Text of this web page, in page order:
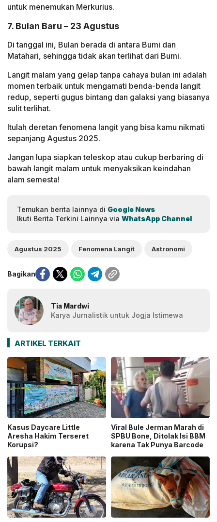
untuk menemukan Merkurius.
7. Bulan Baru – 23 Agustus
Di tanggal ini, Bulan berada di antara Bumi dan
Matahari, sehingga tidak akan terlihat dari Bumi.
Langit malam yang gelap tanpa cahaya bulan ini adalah
momen terbaik untuk mengamati benda-benda langit
redup, seperti gugus bintang dan galaksi yang biasanya
sulit terlihat.
Itulah deretan fenomena langit yang bisa kamu nikmati
sepanjang Agustus 2025.
Jangan lupa siapkan teleskop atau cukup berbaring di
bawah langit malam untuk menyaksikan keindahan
alam semesta!
Temukan berita lainnya di Google News
Ikuti Berita Terkini Lainnya via WhatsApp Channel
Agustus 2025 Fenomena Langit Astronomi
Bagikan
Tia Mardwi
Karya Jurnalistik untuk Jogja Istimewa
ARTIKEL TERKAIT
Kasus Daycare Little
Aresha Hakim Terseret
Korupsi?
Viral Bule Jerman Marah di
SPBU Bone, Ditolak Isi BBM
karena Tak Punya Barcode